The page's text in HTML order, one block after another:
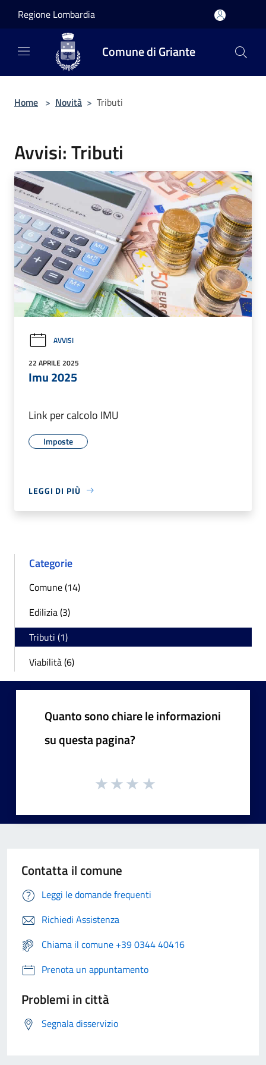
Regione Lombardia
Comune di Griante
Home > Novità > Tributi
Avvisi: Tributi
AVVISI
22 APRILE 2025
Imu 2025
Link per calcolo IMU
Imposte
LEGGI DI PIÙ
Categorie
Comune (14)
Edilizia (3)
Tributi (1)
Viabilità (6)
Quanto sono chiare le informazioni
su questa pagina?
Contatta il comune
Leggi le domande frequenti
Richiedi Assistenza
Chiama il comune +39 0344 40416
Prenota un appuntamento
Problemi in città
Segnala disservizio